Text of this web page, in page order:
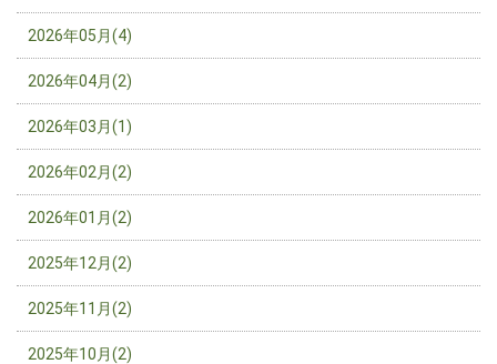
2026年05月(4)
2026年04月(2)
2026年03月(1)
2026年02月(2)
2026年01月(2)
2025年12月(2)
2025年11月(2)
2025年10月(2)